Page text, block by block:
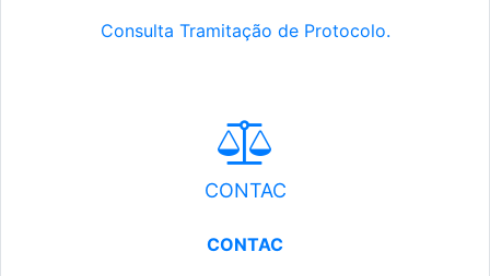
Consulta Tramitação de Protocolo.
CONTAC
CONTAC